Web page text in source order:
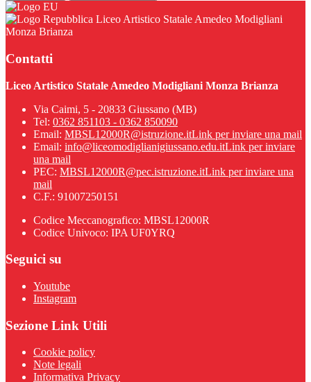
Liceo Artistico Statale Amedeo Modigliani
Monza Brianza
Contatti
Liceo Artistico Statale Amedeo Modigliani Monza Brianza
Via Caimi, 5 - 20833 Giussano (MB)
Tel: 0362 851103 - 0362 850090
Email: MBSL12000R@istruzione.itLink per inviare una mail
Email: info@liceomodiglianigiussano.edu.itLink per inviare
una mail
PEC: MBSL12000R@pec.istruzione.itLink per inviare una
mail
C.F.: 91007250151
Codice Meccanografico: MBSL12000R
Codice Univoco: IPA UF0YRQ
Seguici su
Youtube
Instagram
Sezione Link Utili
Cookie policy
Note legali
Informativa Privacy